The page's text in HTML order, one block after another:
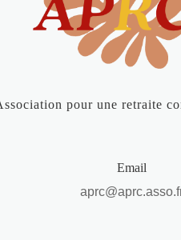
pour une retraite
Email